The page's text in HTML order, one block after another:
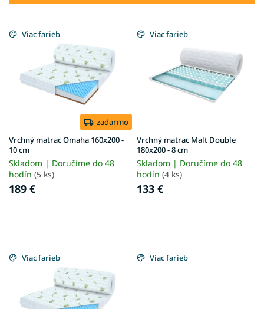
d
ý
u
k
t
o
v
Viac farieb
zadarmo
Vrchný matrac Omaha 160x200 -
10 cm
Skladom | Doručíme do 48
hodín (5 ks)
189 €
Viac farieb
Vrchný matrac Malt Double
180x200 - 8 cm
Skladom | Doručíme do 48
hodín (4 ks)
133 €
Viac farieb Viac farieb